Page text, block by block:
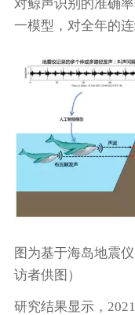
对鲸声识别的准确
一模型，对全年的
图为基于海岛地震
访者供图）
研究结果显示，